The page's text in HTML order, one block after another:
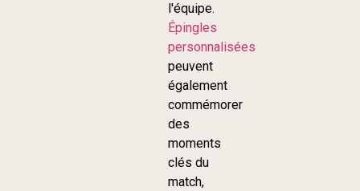
l'équipe.
Épingles
personnalisées
peuvent
également
commémorer
des
moments
clés du
match,